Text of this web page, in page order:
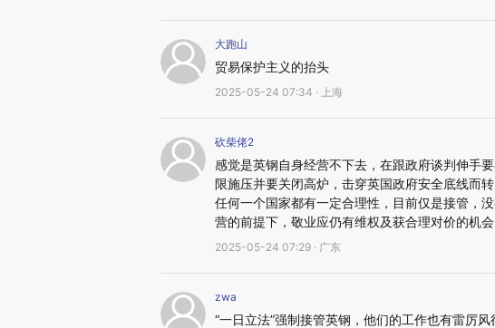
大跑山
贸易保护主义的抬头
2025-05-24 07:34 · 上海
砍柴佬2
感觉是英钢自身经营不下去，在跟政府谈判伸手
限施压并要关闭高炉，击穿英国政府安全底线而
任何一个国家都有一定合理性，目前仅是接管，
营的前提下，敬业应仍有维权及获合理对价的机会
2025-05-24 07:29 · 广东
zwa
“一日立法”强制接管英钢，他们的工作也有雷厉风